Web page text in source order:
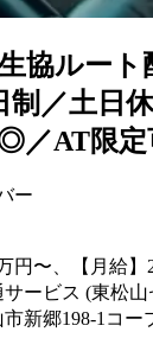
協ルー
制／土日
／AT限定
ー
円〜、【月給】
ービス (東松
新郷198-1コー